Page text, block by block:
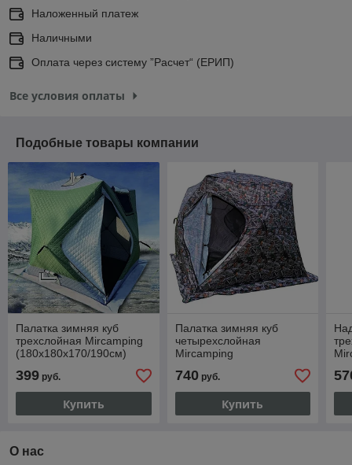
Наложенный платеж
Наличными
Оплата через систему ”Расчет“ (ЕРИП)
Все условия оплаты
Подобные товары компании
Палатка зимняя куб
трехслойная Mircamping
(180х180х170/190см)
MIR-2016
399 руб.
Купить
Палатка зимняя куб
четырехслойная
Mircamping
арт. 2019MC
740руб.
Купить
О нас